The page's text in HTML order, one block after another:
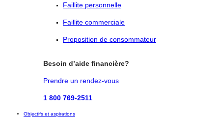
Faillite personnelle
Faillite commerciale
Proposition de consommateur
Besoin d’aide financière?
Prendre un rendez-vous
1 800 769-2511
Objectifs et aspirations